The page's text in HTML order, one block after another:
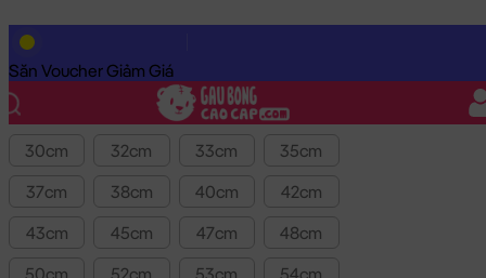
Săn Voucher Giảm Giá
Lọc theo Giá SP:
Giá
Kích thước
30cm 32cm 33cm
35cm
37cm
38cm 40cm
42cm
43cm
45cm 47cm
48cm
50cm
52cm 53cm
54cm